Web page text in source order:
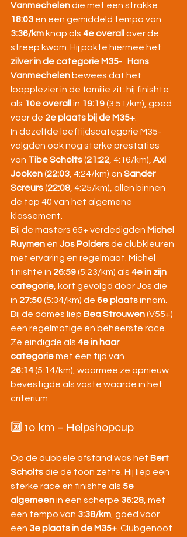
Vanmechelen die met een strakke
18:03 en een gemiddeld tempo van
3:36/km knap als 4e overall over de
streep kwam. Hij pakte hiermee het
zilver in de categorie M35-
Hans
Vanmechelen bewees dat het
loopplezier in de familie zit: hij finishte
als 10e overall in 19:19 (3:51/km), goed
voor de 2e plaats bij de M35+
In dezelfde leeftijdscategorie M35-
volgden ook nog sterke prestaties
van Tibe Scholts (21:22 , 4:16/km), Axl
Jooken (22:03 , 4:24/km) en Sander
Screurs (22:08 , 4:25/km), allen binnen
de top 40 van het algemene
klassement.
Bij de masters 65+ verdedigden Michel
Ruymen en Jos Polders de clubkleuren
met ervaring en regelmaat. Michel
finishte in 26:59 (5:23/km) als 4e in zijn
categorie , kort gevolgd door Jos die
in 27:50 (5:34/km) de 6e plaats innam.
Bij de dames liep Bea Strouwen (V55+)
een regelmatige en beheerste race.
Ze eindigde als 4e in haar
categorie met een tijd van
26:14 (5:14/km), waarmee ze opnieuw
bevestigde als vaste waarde in het
criterium.
🔟 10 km – Helpshopcup
Op de dubbele afstand was het Bert
Scholts die de toon zette. Hij liep een
sterke race en finishte als 5e
algemeen in een scherpe 36:28 , met
een tempo van 3:38/km , goed voor
een 3e plaats in de M35+ . Clubgenoot